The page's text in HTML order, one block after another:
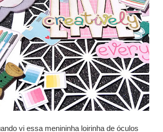
vi essa menininha loirinha de óculos